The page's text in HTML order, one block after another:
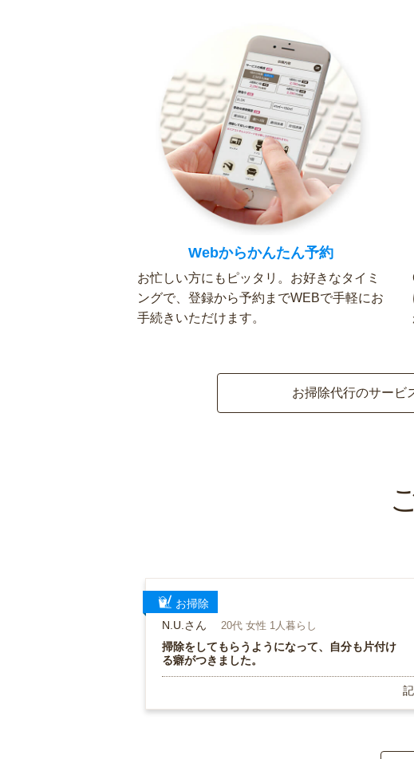
Webからかんたん予約
お忙しい方にもピッタリ。お好きなタイミ
ングで、登録から予約までWEBで手軽にお
手続きいただけます。
お掃除代行のサービ
お掃除
N.U.さん
20代 女性 1人暮らし
掃除をしてもらうようになって、自分も片付け
る癖がつきました。